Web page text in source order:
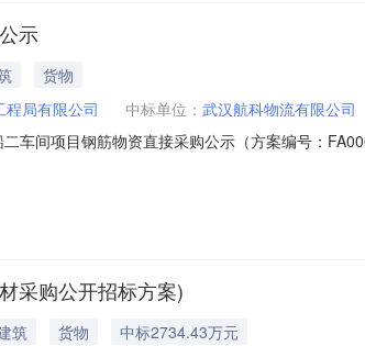
示
货物
局有限公司 中标单位： 武汉航科物流有限公司
车间项目钢筋物资直接采购公示（方案编号：
线长96m，轴线宽48m，建筑高度45.3m。在厂
采购公开招标方案)
筑 货物
中标2734.43万元